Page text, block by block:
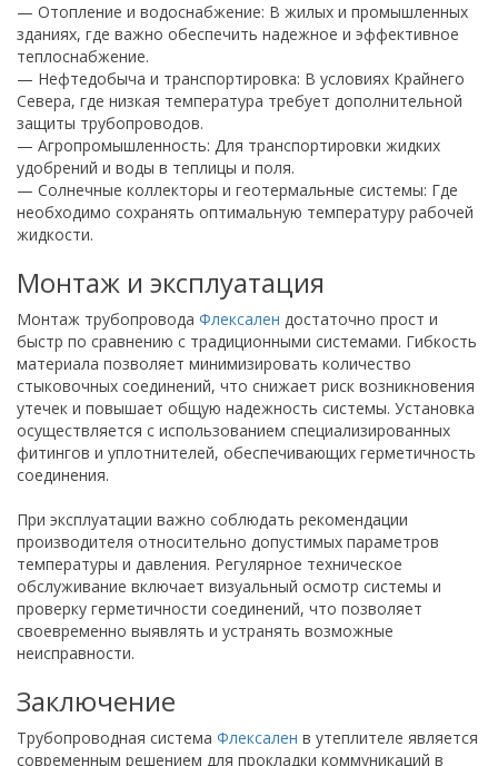
— Отопление и водоснабжение: В жилых и промышленных
зданиях, где важно обеспечить надежное и эффективное
теплоснабжение.
— Нефтедобыча и транспортировка: В условиях Крайнего
Севера, где низкая температура требует дополнительной
защиты трубопроводов.
— Агропромышленность: Для транспортировки жидких
удобрений и воды в теплицы и поля.
— Солнечные коллекторы и геотермальные системы: Где
необходимо сохранять оптимальную температуру рабочей
жидкости.
Монтаж и эксплуатация
Монтаж трубопровода Флексален достаточно прост и
быстр по сравнению с традиционными системами. Гибкость
материала позволяет минимизировать количество
стыковочных соединений, что снижает риск возникновения
утечек и повышает общую надежность системы. Установка
осуществляется с использованием специализированных
фитингов и уплотнителей, обеспечивающих герметичность
соединения.
При эксплуатации важно соблюдать рекомендации
производителя относительно допустимых параметров
температуры и давления. Регулярное техническое
обслуживание включает визуальный осмотр системы и
проверку герметичности соединений, что позволяет
своевременно выявлять и устранять возможные
неисправности.
Заключение
Трубопроводная система Флексален в утеплителе является
современным решением для прокладки коммуникаций в